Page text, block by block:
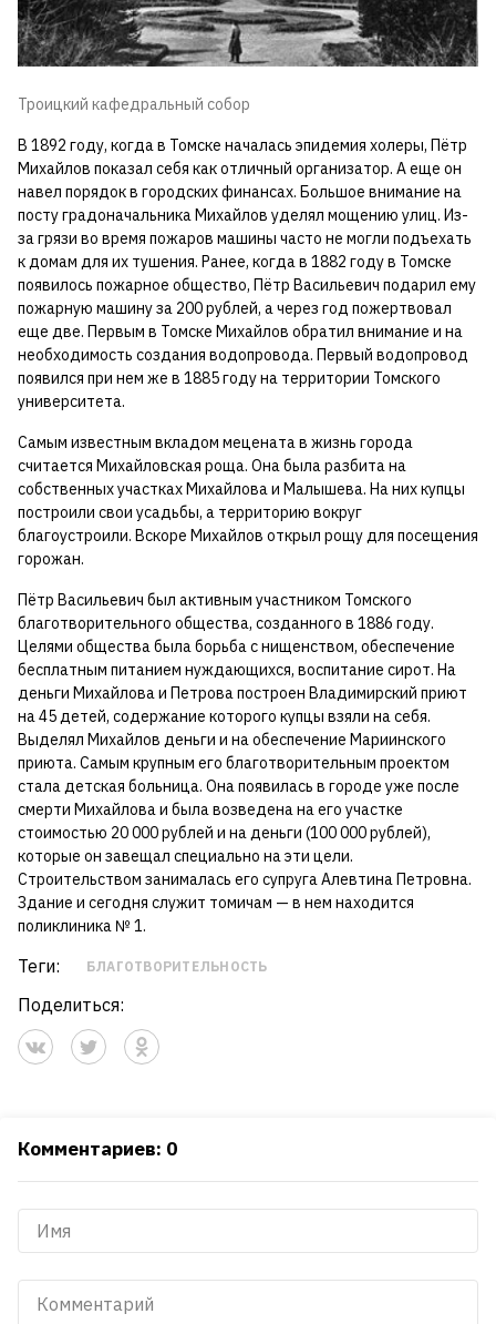
Троицкий кафедральный собор
В 1892 году, когда в Томске началась эпидемия холеры, Пётр
Михайлов показал себя как отличный организатор. А еще он
навел порядок в городских финансах. Большое внимание на
посту градоначальника Михайлов уделял мощению улиц. Из-
за грязи во время пожаров машины часто не могли подъехать
к домам для их тушения. Ранее, когда в 1882 году в Томске
появилось пожарное общество, Пётр Васильевич подарил ему
пожарную машину за 200 рублей, а через год пожертвовал
еще две. Первым в Томске Михайлов обратил внимание и на
необходимость создания водопровода. Первый водопровод
появился при нем же в 1885 году на территории Томского
университета.
Самым известным вкладом мецената в жизнь города
считается Михайловская роща. Она была разбита на
собственных участках Михайлова и Малышева. На них купцы
построили свои усадьбы, а территорию вокруг
благоустроили. Вскоре Михайлов открыл рощу для посещения
горожан.
Пётр Васильевич был активным участником Томского
благотворительного общества, созданного в 1886 году.
Целями общества была борьба с нищенством, обеспечение
бесплатным питанием нуждающихся, воспитание сирот. На
деньги Михайлова и Петрова построен Владимирский приют
на 45 детей, содержание которого купцы взяли на себя.
Выделял Михайлов деньги и на обеспечение Мариинского
приюта. Самым крупным его благотворительным проектом
стала детская больница. Она появилась в городе уже после
смерти Михайлова и была возведена на его участке
стоимостью 20 000 рублей и на деньги (100 000 рублей),
которые он завещал специально на эти цели.
Строительством занималась его супруга Алевтина Петровна.
Здание и сегодня служит томичам — в нем находится
поликлиника № 1.
Теги: БЛАГОТВОРИТЕЛЬНОСТЬ
Поделиться:
Комментариев: 0